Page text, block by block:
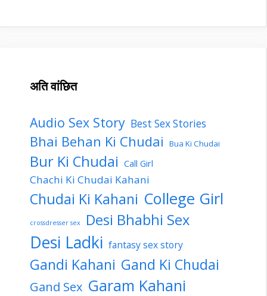
अति वांछित
Audio Sex Story Best Sex Stories
Bhai Behan Ki Chudai Bua Ki Chudai
Bur Ki Chudai Call Girl
Chachi Ki Chudai Kahani
Chudai Ki Kahani College Girl
crossdresser sex Desi Bhabhi Sex
Desi Ladki fantasy sex story
Gandi Kahani Gand Ki Chudai
Gand Sex Garam Kahani